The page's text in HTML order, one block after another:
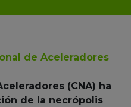
de Aceleradores
(CNA) ha
de la necrópolis